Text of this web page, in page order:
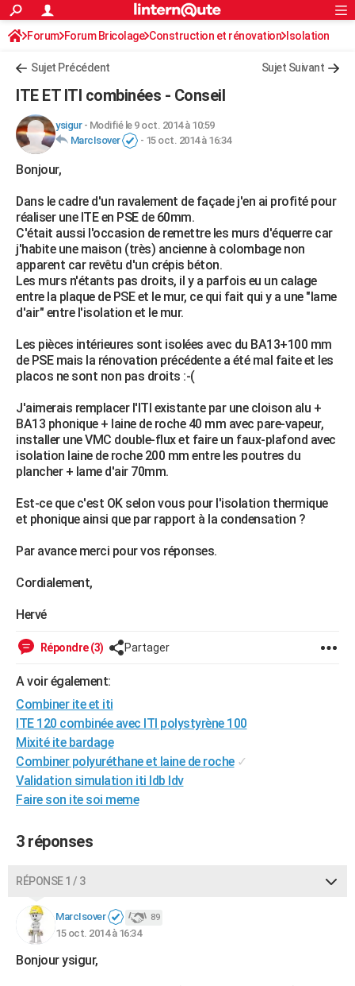
ACTUALITÉS
Politique
Société
Faits Divers
Education
Monde
Villes
+
FINANCE
Retraite
Impôts
Epargne
Immobilier
Risques naturels par ville
Banque
Assurance
Crédit
AUTO
Essais
Réserver un essai
Citadines
Berlines
SUV
Forum auto
+HIGH-TECH
Mobiles
Meilleur smartphone
Internet
Ordinateurs
Jeux vidéo
Guide high-tech
+BRICOLAGE
Forum
Aménagement intérieur
Extérieur
Cuisine
Salle de bains
Jardinage
Rangement
WEEK-END
Guides de France
Escapades
Patrimoine
Expositions
Musées
Week-end nature
+LIFESTYLE
Art de vivre
Bien-être
Loisirs
ModeModes de vie
SANTE
Alimentation
Guide de la santé
Maladies
Médicaments
Sommeil
VOYAGE
Destinations
City break
Voyage nature
Voyage de noces
Forum
Climat
+PHOTO
GUIDES D'ACHAT
BONS PLANS
CARTE DE VOEUX
Carte de Noël
Carte Bonne année
Carte Saint-Valentin
Carte Pâques
Carte d'anniversaire
DICTIONNAIRE
Rechercher
S'inscrire
Connexion
Forum Forum Bricolage Construction et rénovation Isolation
Sujet Précédent Sujet Suivant
ITE ET ITI combinées - Conseil
ysigur- Modifié le 9 oct. 2014 à 10:59
MarcIsover
- 15 oct. 2014 à 16:34
Bonjour,
Dans le cadre d'un ravalement de façade j'en ai profité pour
réaliser une ITE en PSE de 60mm.
C'était aussi l'occasion de remettre les murs d'équerre car
j'habite une maison (très) ancienne à colombage non
apparent car revêtu d'un crépis béton.
Les murs n'étants pas droits, il y a parfois eu un calage
entre la plaque de PSE et le mur, ce qui fait qui y a une "lame
d'air" entre l'isolation et le mur.
Les pièces intérieures sont isolées avec du BA13+100 mm
de PSE mais la rénovation précédente a été mal faite et les
placos ne sont non pas droits :-(
J'aimerais remplacer l'ITI existante par une cloison alu +
BA13 phonique + laine de roche 40 mm avec pare-vapeur,
installer une VMC double-flux et faire un faux-plafond avec
isolation laine de roche 200 mm entre les poutres du
plancher + lame d'air 70mm.
Est-ce que c'est OK selon vous pour l'isolation thermique
et phonique ainsi que par rapport à la condensation ?
Par avance merci pour vos réponses.
Cordialement,
Hervé
Répondre (3) Partager
A voir également:
Combiner ite et iti
ITE 120 combinée avec ITI polystyrène 100
Mixité ite bardage
Combiner polyuréthane et laine de roche ✓
Validation simulation iti ldb ldv
Faire son ite soi meme
3 réponses
RÉPONSE 1 / 3
MarcIsover 89
15 oct. 2014 à 16:34
Bonjour ysigur,